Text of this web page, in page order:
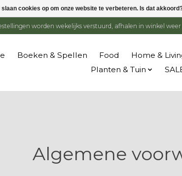
worden wekelijks verstuurd, afhalen in winkel
Boeken & Spellen Food Home &
Planten & Tuin
Algemene
slaan cookies op om onze website te verbeteren. Is dat